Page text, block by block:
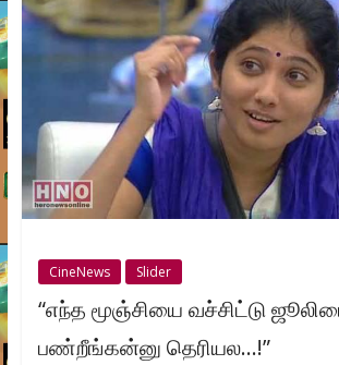
CineNews Slider
“எந்த மூஞ்சியை வச்சிட்டு
பண்றீங்கன்னு தெரியல…!”